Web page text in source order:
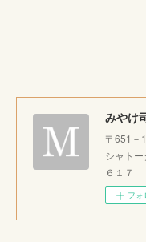
〒651－
シャト
６１７
フォ